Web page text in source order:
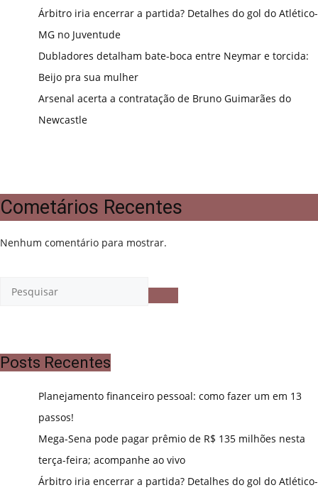
Árbitro iria encerrar a partida? Detalhes do gol do Atlético-
MG no Juventude
Dubladores detalham bate-boca entre Neymar e torcida:
Beijo pra sua mulher
Arsenal acerta a contratação de Bruno Guimarães do
Newcastle
Cometários Recentes
Nenhum comentário para mostrar.
Posts Recentes
Planejamento financeiro pessoal: como fazer um em 13
passos!
Mega-Sena pode pagar prêmio de R$ 135 milhões nesta
terça-feira; acompanhe ao vivo
Árbitro iria encerrar a partida? Detalhes do gol do Atlético-